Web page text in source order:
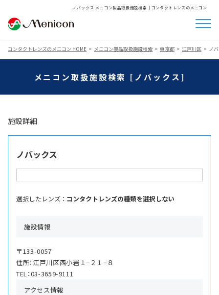
ノバックス メニコン製品取扱施設検索│コンタクトレンズのメニコン
コンタクトレンズのメニコン HOME メニコン製品取扱施設検索 東京都 江戸川区 ノ
メニコン取扱施設検索 [ノバックス]
施設詳細
ノバックス
選択したレンズ ： コンタクトレンズの種類を選択しない
施設情報
〒133-0057
住所：江戸川区西小岩１−２１−８
TEL：03-3659-9111
アクセス情報